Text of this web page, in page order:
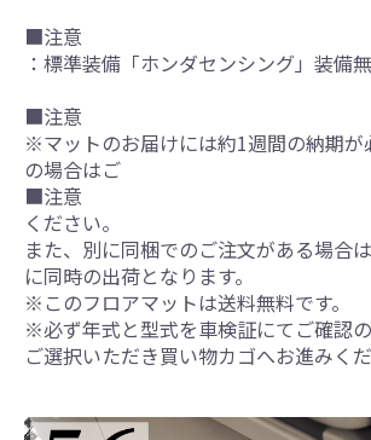
■注意
：標準装備「ホンダセンシング」装備
■注意
※マットのお届けには約1週間の納期が
の場合はご
■注意
ください。
また、別に同梱でのご注文がある場合
に同時の出荷となります。
※このフロアマットは送料無料です。
※必ず年式と型式を車検証にてご確認
ご選択いただき買い物カゴへお進みくだ